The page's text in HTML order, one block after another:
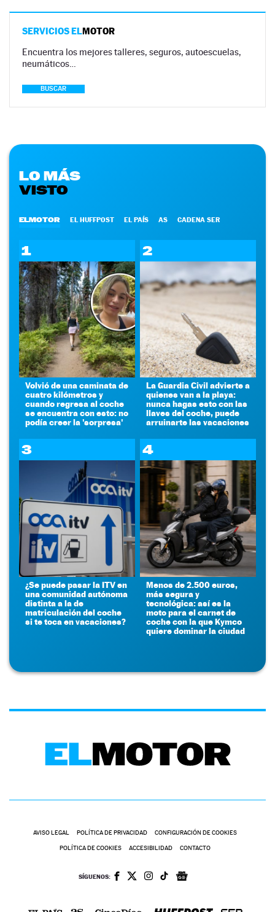
SERVICIOS ELMOTOR
Encuentra los mejores talleres, seguros, autoescuelas,
neumáticos…
BUSCAR
LO MÁS
VISTO
ELMOTOR EL HUFFPOST EL PAÍS AS CADENA SER
1
Volvió de una caminata de
cuatro kilómetros y
cuando regresa al coche
se encuentra con esto: no
podía creer la 'sorpresa'
2
La Guardia Civil advierte a
quienes van a la playa:
nunca hagas esto con las
llaves del coche, puede
arruinarte las vacaciones
3
¿Se puede pasar la ITV en
una comunidad autónoma
distinta a la de
matriculación del coche
si te toca en vacaciones?
4
Menos de 2.500 euros,
más segura y
tecnológica: así es la
moto para el carnet de
coche con la que Kymco
quiere dominar la ciudad
AVISO LEGAL POLÍTICA DE PRIVACIDAD CONFIGURACIÓN DE COOKIES
POLÍTICA DE COOKIES ACCESIBILIDAD CONTACTO
SÍGUENOS: